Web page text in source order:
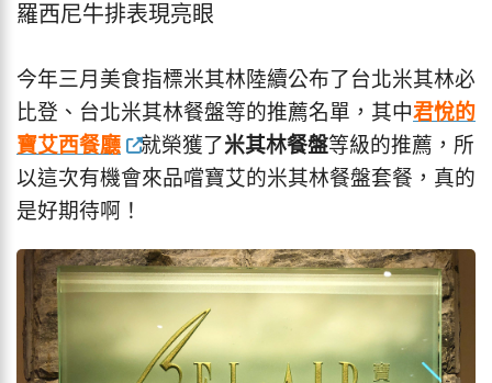
羅西尼牛排表現亮眼
今年三月美食指標米其林陸續公布了台北米其林必
比登、台北米其林餐盤等的推薦名單，其中君悅的
寶艾西餐廳
就榮獲了米其林餐盤等級的推薦，所
以這次有機會來品嚐寶艾的米其林餐盤套餐，真的
是好期待啊！